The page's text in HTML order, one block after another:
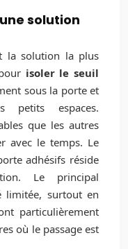
solution
la solution la plus
isoler le seuil
sous la porte et
petits espaces.
que les autres
avec le temps. Le
adhésifs réside
Le principal
limitée, surtout en
particulièrement
où le passage est